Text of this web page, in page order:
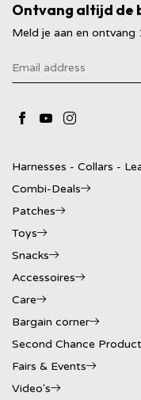
Ontvang altijd de
Meld je aan en
Harnesses - Collars -
Combi-Deals
Patches
Toys
Snacks
Accessoires
Care
Bargain corner
Second Chance
Fairs & Events
Video's